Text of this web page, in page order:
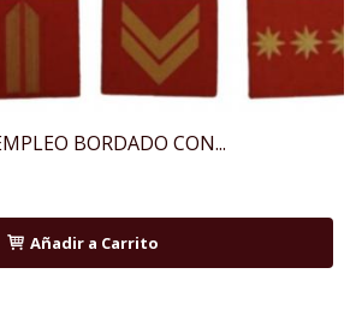
BORDADO CON...
Añadir a Carrito